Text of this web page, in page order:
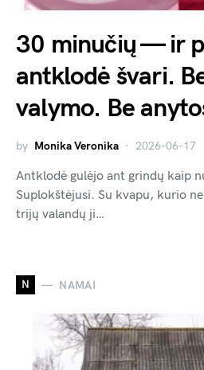
30 minučių — ir
antklodė švari.
valymo. Be
by Monika Veronika 2026-06-17
Antklodė gulėjo ant grindų kaip
Suplokštėjusi. Su kvapu, kurio
trijų valandų ji…
N NAMAI